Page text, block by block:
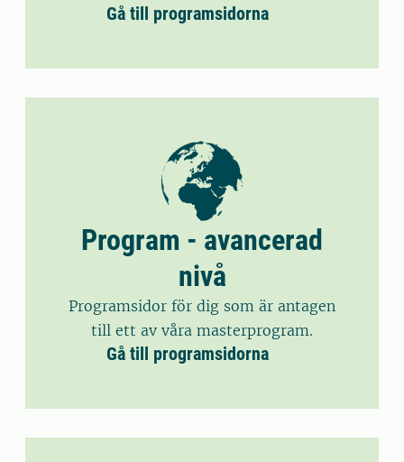
Gå till programsidorna
Program - avancerad
nivå
Programsidor för dig som är antagen
till ett av våra masterprogram.
Gå till programsidorna